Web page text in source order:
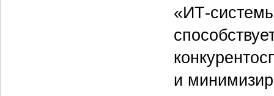
«ИТ-
и